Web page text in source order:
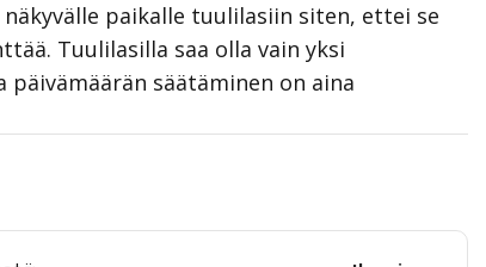
paikalle tuulilasiin siten, ettei se
Tuulilasilla saa olla vain yksi
päivämäärän säätäminen on aina